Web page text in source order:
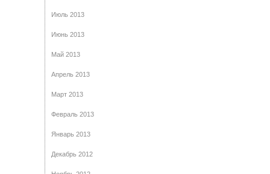
Июль 2013
Июнь 2013
Май 2013
Апрель 2013
Март 2013
Февраль 2013
Январь 2013
Декабрь 2012